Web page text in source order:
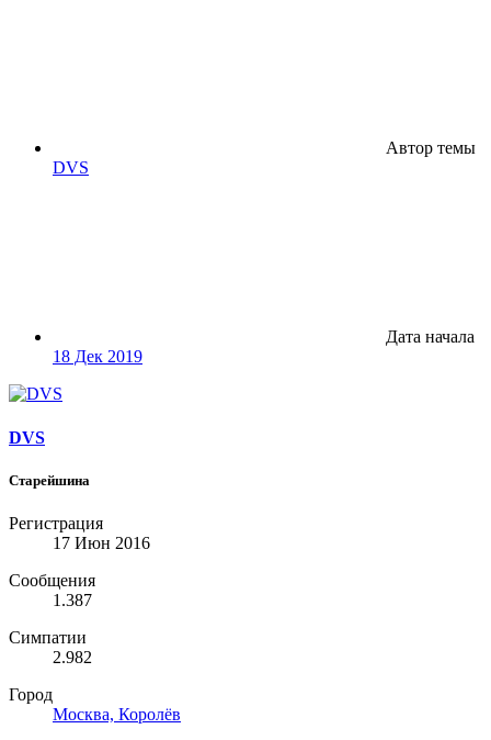
Автор темы
DVS
Дата начала
18 Дек 2019
DVS
Старейшина
Регистрация
17 Июн 2016
Сообщения
1.387
Симпатии
2.982
Город
Москва, Королёв